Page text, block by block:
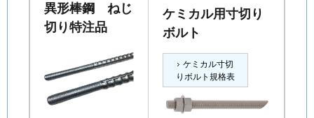
異形棒鋼 ねじ
切り特注品
ケミカル用寸切り
ボルト
ケミカル寸切
りボルト規格表